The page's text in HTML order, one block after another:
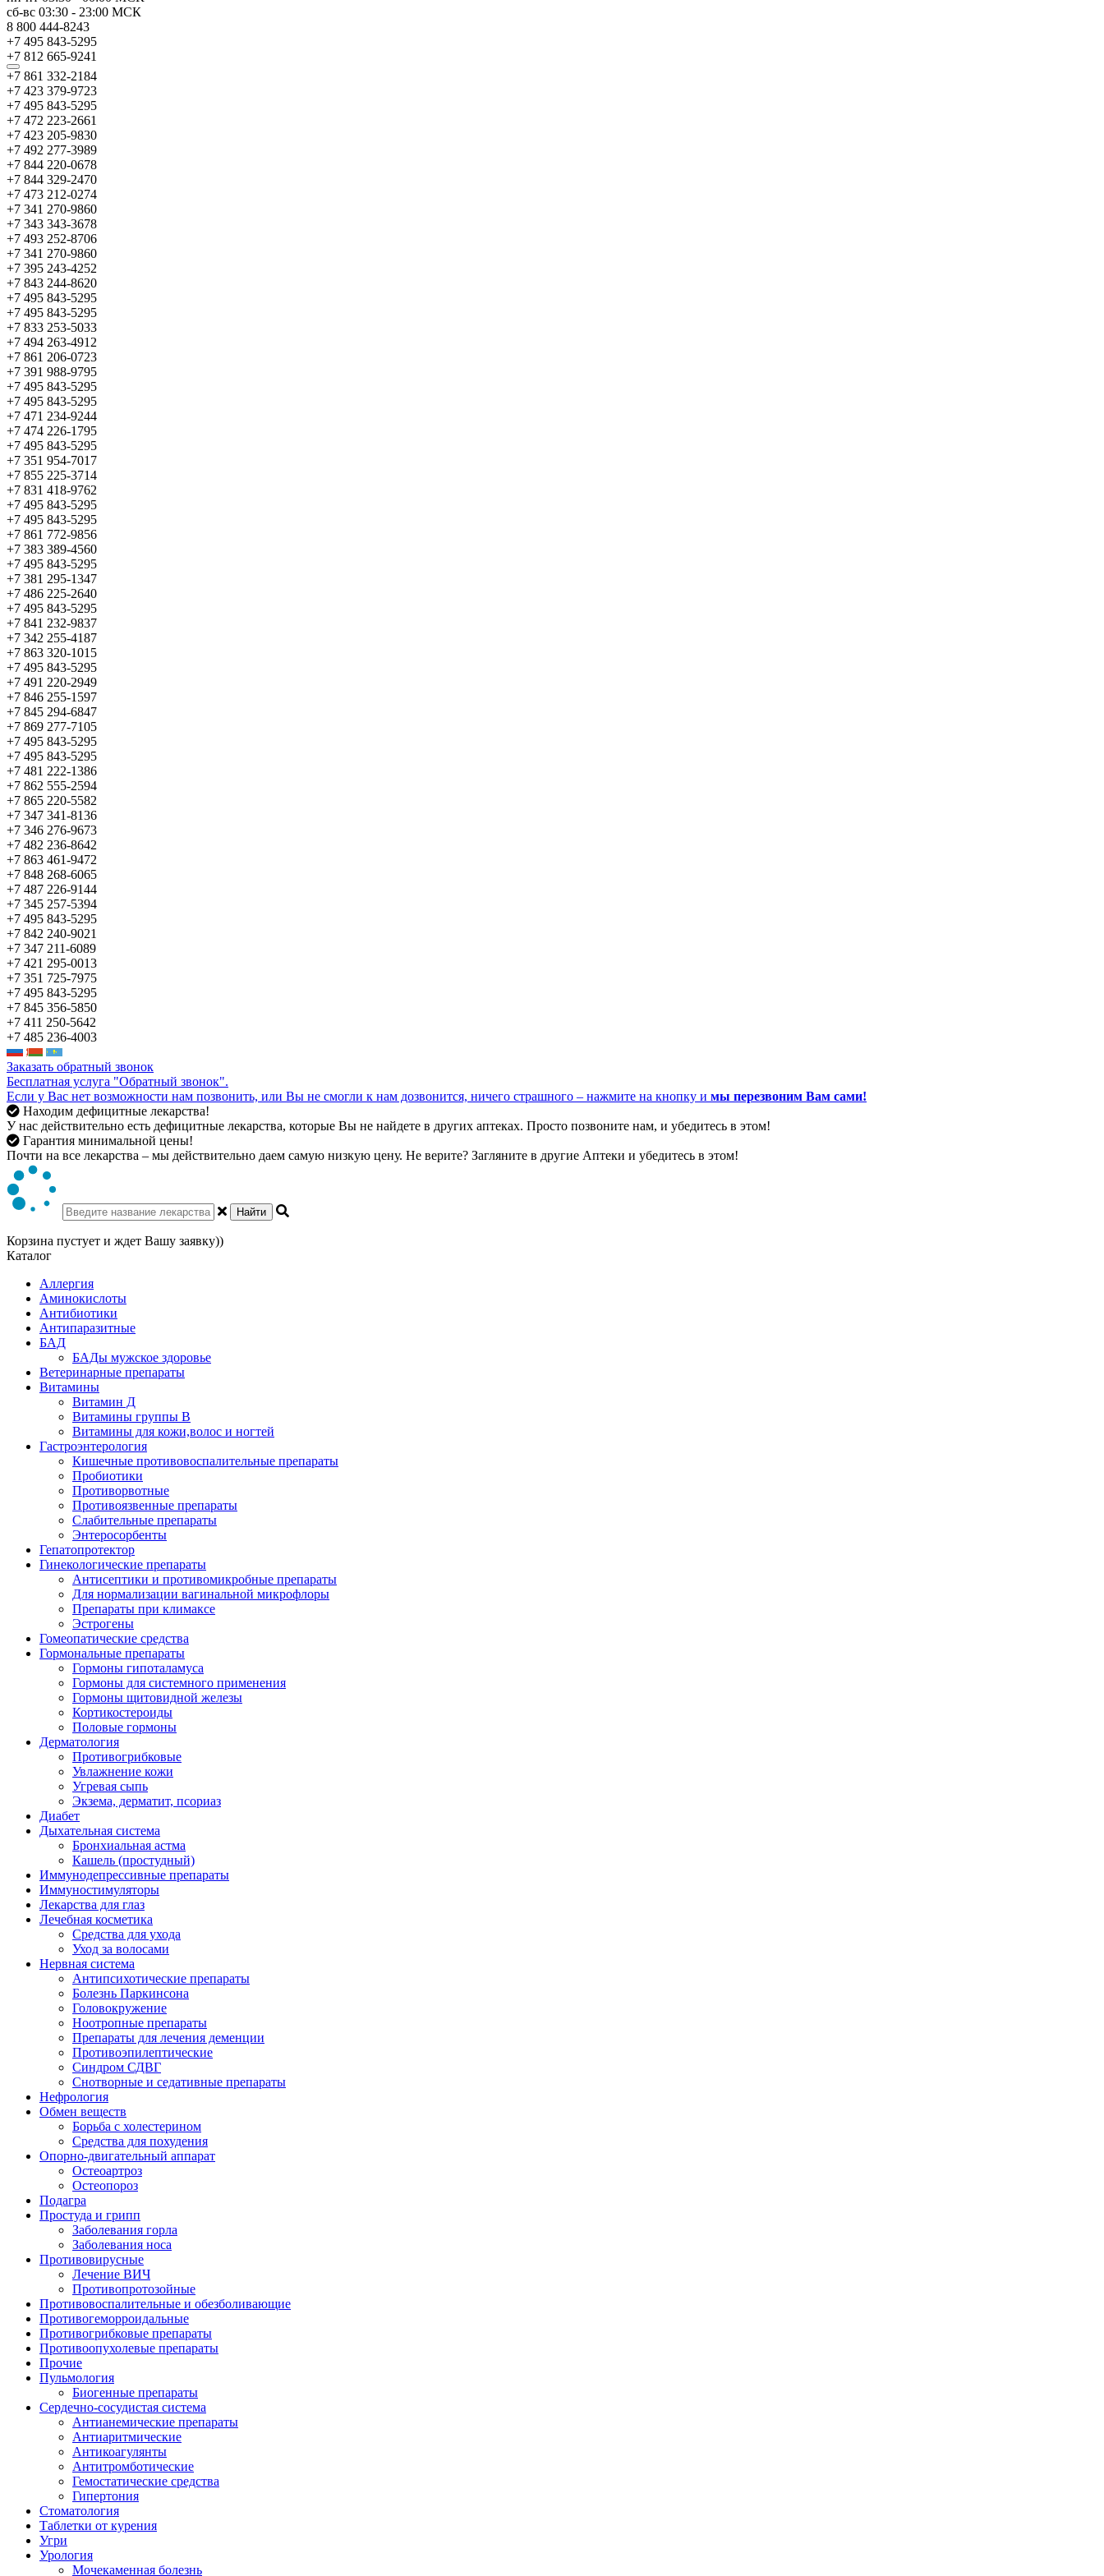
сб-вс 03:30 - 23:00 МСК
8 800 444-8243
+7 495 843-5295
+7 812 665-9241
+7 861 332-2184
+7 423 379-9723
+7 495 843-5295
+7 472 223-2661
+7 423 205-9830
+7 492 277-3989
+7 844 220-0678
+7 844 329-2470
+7 473 212-0274
+7 341 270-9860
+7 343 343-3678
+7 493 252-8706
+7 341 270-9860
+7 395 243-4252
+7 843 244-8620
+7 495 843-5295
+7 495 843-5295
+7 833 253-5033
+7 494 263-4912
+7 861 206-0723
+7 391 988-9795
+7 495 843-5295
+7 495 843-5295
+7 471 234-9244
+7 474 226-1795
+7 495 843-5295
+7 351 954-7017
+7 855 225-3714
+7 831 418-9762
+7 495 843-5295
+7 495 843-5295
+7 861 772-9856
+7 383 389-4560
+7 495 843-5295
+7 381 295-1347
+7 486 225-2640
+7 495 843-5295
+7 841 232-9837
+7 342 255-4187
+7 863 320-1015
+7 495 843-5295
+7 491 220-2949
+7 846 255-1597
+7 845 294-6847
+7 869 277-7105
+7 495 843-5295
+7 495 843-5295
+7 481 222-1386
+7 862 555-2594
+7 865 220-5582
+7 347 341-8136
+7 346 276-9673
+7 482 236-8642
+7 863 461-9472
+7 848 268-6065
+7 487 226-9144
+7 345 257-5394
+7 495 843-5295
+7 842 240-9021
+7 347 211-6089
+7 421 295-0013
+7 351 725-7975
+7 495 843-5295
+7 845 356-5850
+7 411 250-5642
+7 485 236-4003
Заказать обратный звонок
Бесплатная услуга "Обратный звонок".
Если у Вас нет возможности нам позвонить, или Вы не смогли к нам дозвонится, ничего страшного – нажмите на кнопку и мы перезвоним Вам сами!
Находим дефицитные лекарства!
У нас действительно есть дефицитные лекарства, которые Вы не найдете в других аптеках. Просто позвоните нам, и убедитесь в этом!
Гарантия минимальной цены!
Почти на все лекарства – мы действительно даем самую низкую цену. Не верите? Загляните в другие Аптеки и убедитесь в этом!
Найти
Корзина пустует и ждет Вашу заявку))
Каталог
Аллергия
Аминокислоты
Антибиотики
Антипаразитные
БАД
БАДы мужское здоровье
Ветеринарные препараты
Витамины
Витамин Д
Витамины группы В
Витамины для кожи,волос и ногтей
Гастроэнтерология
Кишечные противовоспалительные препараты
Пробиотики
Противорвотные
Противоязвенные препараты
Слабительные препараты
Энтеросорбенты
Гепатопротектор
Гинекологические препараты
Антисептики и противомикробные препараты
Для нормализации вагинальной микрофлоры
Препараты при климаксе
Эстрогены
Гомеопатические средства
Гормональные препараты
Гормоны гипоталамуса
Гормоны для системного применения
Гормоны щитовидной железы
Кортикостероиды
Половые гормоны
Дерматология
Противогрибковые
Увлажнение кожи
Угревая сыпь
Экзема, дерматит, псориаз
Диабет
Дыхательная система
Бронхиальная астма
Кашель (простудный)
Иммунодепрессивные препараты
Иммуностимуляторы
Лекарства для глаз
Лечебная косметика
Средства для ухода
Уход за волосами
Нервная система
Антипсихотические препараты
Болезнь Паркинсона
Головокружение
Ноотропные препараты
Препараты для лечения деменции
Противоэпилептические
Синдром СДВГ
Снотворные и седативные препараты
Нефрология
Обмен веществ
Борьба с холестерином
Средства для похудения
Опорно-двигательный аппарат
Остеоартроз
Остеопороз
Подагра
Простуда и грипп
Заболевания горла
Заболевания носа
Противовирусные
Лечение ВИЧ
Противопротозойные
Противовоспалительные и обезболивающие
Противогеморроидальные
Противогрибковые препараты
Противоопухолевые препараты
Прочие
Пульмология
Биогенные препараты
Сердечно-сосудистая система
Антианемические препараты
Антиаритмические
Антикоагулянты
Антитромботические
Гемостатические средства
Гипертония
Стоматология
Таблетки от курения
Угри
Урология
Мочекаменная болезнь